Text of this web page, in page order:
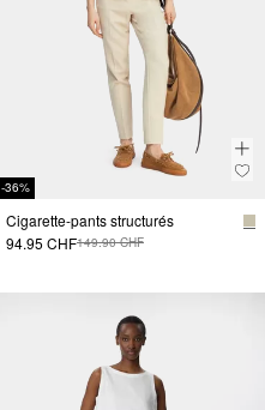
-36%
Cigarette-pants structurés
94.95 CHF149.90 CHF